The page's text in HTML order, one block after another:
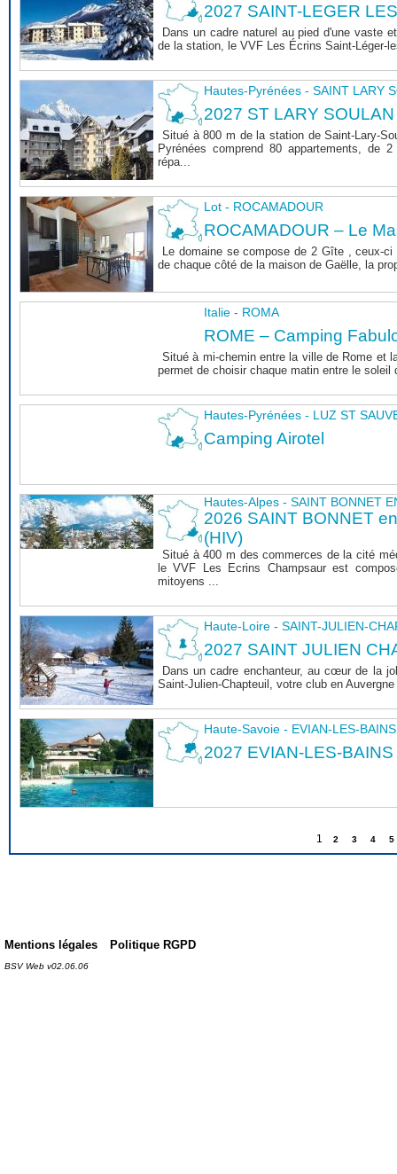
2027 SAINT-LEGER
Dans un cadre naturel au pied d'une vaste
de la station, le VVF Les Écrins Saint-Léger-
Hautes-Pyrénées - SAINT LARY
2027 ST LARY SOULAN
Situé à 800 m de la station de Saint-Lary-
Pyrénées comprend 80 appartements, de
répa...
Lot - ROCAMADOUR
ROCAMADOUR – Le
Le domaine se compose de 2 Gîte , ceux-
de chaque côté de la maison de Gaëlle, la
Italie - ROMA
ROME – Camping
Situé à mi-chemin entre la ville de Rome et
permet de choisir chaque matin entre le soleil
Hautes-Pyrénées - LUZ ST
Camping Airotel
Hautes-Alpes - SAINT BONNET
2026 SAINT BONNET
(HIV)
Situé à 400 m des commerces de la cité
le VVF Les Ecrins Champsaur est
mitoyens ...
Haute-Loire - SAINT-JULIEN-
2027 SAINT JULIEN
Dans un cadre enchanteur, au cœur de la
Saint-Julien-Chapteuil, votre club en
Haute-Savoie - EVIAN-LES-BAINS
2027 EVIAN-LES-BAINS
1 2 3 4 5
Mentions légales Politique RGPD
BSV Web v02.06.06